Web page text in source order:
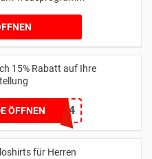
15% Rabatt auf Ihre
ÖFFNEN
für Herren